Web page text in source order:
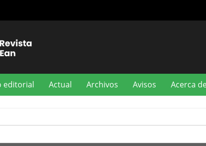
editorial Actual Archivos Avisos Acerca